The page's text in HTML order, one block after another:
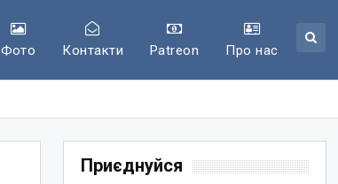
Фото Контакти Patreon Про нас
Приєднуйся